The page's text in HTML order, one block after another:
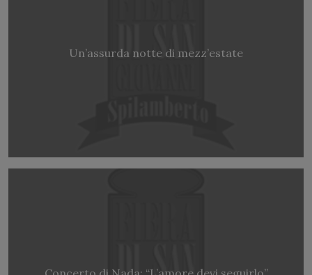
Un’assurda notte di mezz’estate